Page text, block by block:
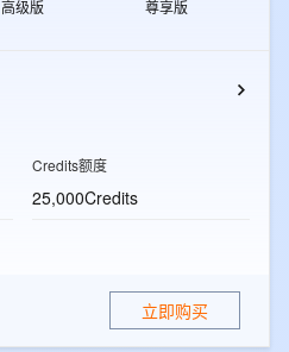
高级版 尊享版
Credits额度
25,000Credits
立即购买